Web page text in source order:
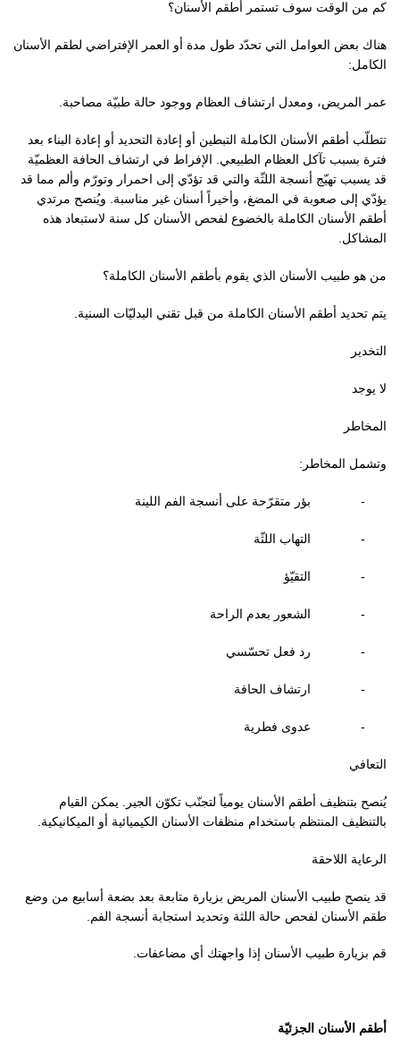
كم من الوقت سوف تستمر أطقم الأسنان؟
هناك بعض العوامل التي تحدّد طول مدة أو العمر الإفتراضي لطقم الأسنان
الكامل:
عمر المريض، ومعدل ارتشاف العظام ووجود حالة طبيّة مصاحبة.
تتطلّب أطقم الأسنان الكاملة التبطين أو إعادة التحديد أو إعادة البناء بعد
فترة بسبب تآكل العظام الطبيعي. الإفراط في ارتشاف الحافة العظميّة
قد يسبب تهيّج أنسجة اللثّة والتي قد تؤدّي إلى احمرار وتورّم وألم مما قد
يؤدّي إلى صعوبة في المضغ، وأخيراً أسنان غير مناسبة. ويُنصح مرتدي
أطقم الأسنان الكاملة بالخضوع لفحص الأسنان كل سنة لاستبعاد هذه
المشاكل.
من هو طبيب الأسنان الذي يقوم بأطقم الأسنان الكاملة؟
يتم تحديد أطقم الأسنان الكاملة من قبل تقني البدليّات السنية.
التخدير
لا يوجد
المخاطر
وتشمل المخاطر:
- بؤر متقرّحة على أنسجة الفم اللينة
- التهاب اللثّة
- التقيّؤ
- الشعور بعدم الراحة
- رد فعل تحسّسي
- ارتشاف الحافة
- عدوى فطرية
التعافي
يُنصح بتنظيف أطقم الأسنان يومياً لتجنّب تكوّن الجير. يمكن القيام
بالتنظيف المنتظم باستخدام منظفات الأسنان الكيميائية أو الميكانيكية.
الرعاية اللاحقة
قد ينصح طبيب الأسنان المريض بزيارة متابعة بعد بضعة أسابيع من وضع
طقم الأسنان لفحص حالة اللثة وتحديد استجابة أنسجة الفم.
قم بزيارة طبيب الأسنان إذا واجهتك أي مضاعفات.
أطقم الأسنان الجزئيّة